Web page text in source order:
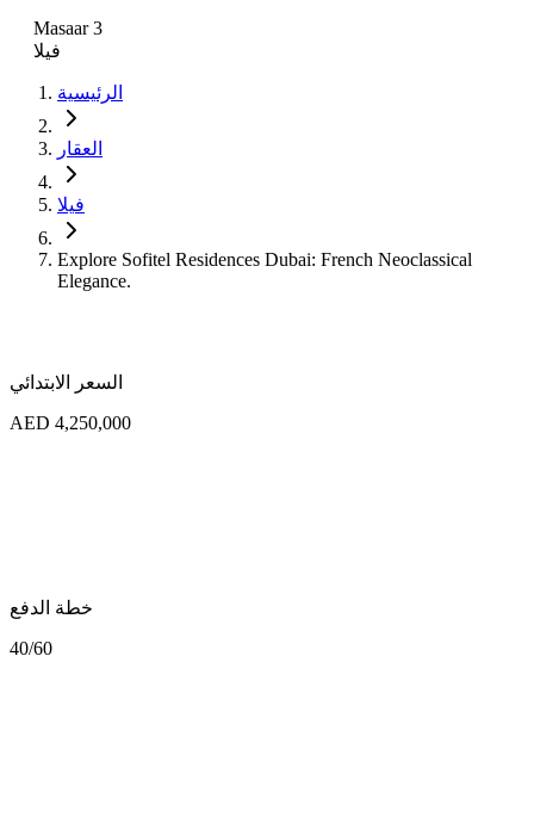
Masaar 3
فيلا
الرئيسية
العقار
فيلا
Explore Sofitel Residences Dubai: French Neoclassical
Elegance.
السعر الابتدائي
AED 4,250,000
خطة الدفع
40/60